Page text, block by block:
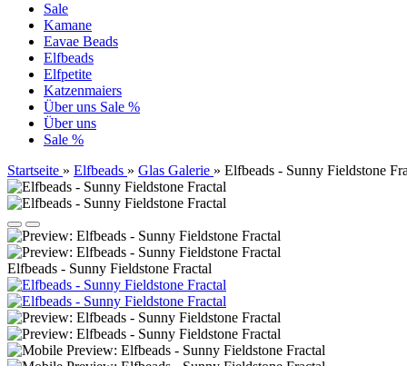
Sale
Kamane
Eavae Beads
Elfbeads
Elfpetite
Katzenmaiers
Über uns Sale %
Über uns
Sale %
Startseite » Elfbeads » Glas Galerie » Elfbeads - Sunny Fieldstone
Elfbeads - Sunny Fieldstone Fractal